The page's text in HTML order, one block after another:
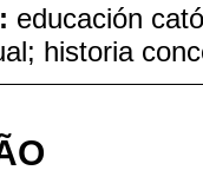
educación
historia